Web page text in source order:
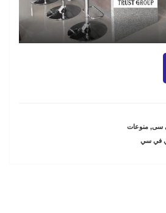
سى,منوعات
في سي